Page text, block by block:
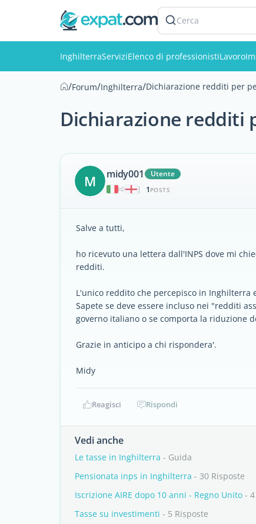
Cerca
InghilterraServiziElenco di professionistiLavoro
/Forum/Inghilterra/Dichiarazione redditi per
Dichiarazione redditi
M midy001
Utente
|
1 POSTS
Salve a tutti,
ho ricevuto una lettera dall'INPS dove mi
redditi.
L'unico reddito che percepisco in Inghilterra
Sapete se deve essere incluso nei "redditi
governo italiano o se comporta la riduzione
Grazie in anticipo a chi rispondera'.
Midy
Reagisci Rispondi
Vedi anche
Le tasse in Inghilterra - Guida
Pensionata inps in Inghilterra - 30 Risposte
Iscrizione AIRE dopo 10 anni - Regno Unito -
Tasse su investimenti - 5 Risposte